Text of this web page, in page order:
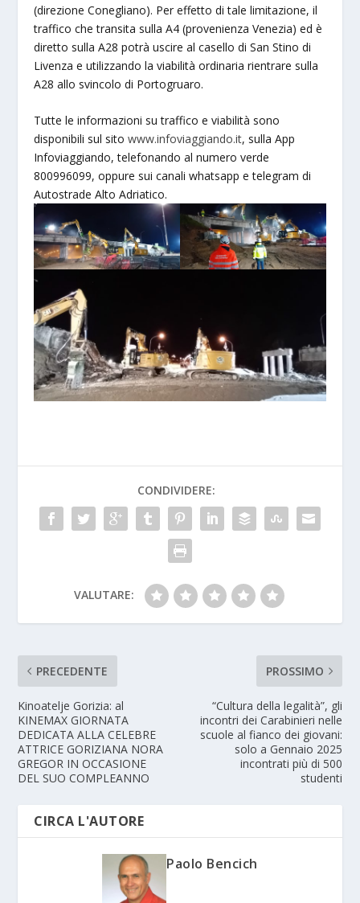
(direzione Conegliano). Per effetto di tale limitazione, il
traffico che transita sulla A4 (provenienza Venezia) ed è
diretto sulla A28 potrà uscire al casello di San Stino di
Livenza e utilizzando la viabilità ordinaria rientrare sulla
A28 allo svincolo di Portogruaro.
Tutte le informazioni su traffico e viabilità sono
disponibili sul sitowww.infoviaggiando.it, sulla App
Infoviaggiando, telefonando al numero verde
800996099, oppure sui canali whatsapp e telegram di
Autostrade Alto Adriatico.
CONDIVIDERE:
VALUTARE:
PRECEDENTE
Kinoatelje Gorizia: al
KINEMAX GIORNATA
DEDICATA ALLA CELEBRE
ATTRICE GORIZIANA NORA
GREGOR IN OCCASIONE
DEL SUO COMPLEANNO
PROSSIMO
“Cultura della legalità”, gli
incontri dei Carabinieri nelle
scuole al fianco dei giovani:
solo a Gennaio 2025
incontrati più di 500
studenti
CIRCA L'AUTORE
Paolo Bencich